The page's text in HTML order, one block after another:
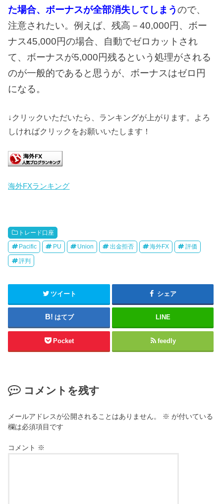
た場合、ボーナスが全部消失してしまうので、
注意されたい。例えば、残高－40,000円、ボー
ナス45,000円の場合、自動でゼロカットされ
て、ボーナスが5,000円残るという処理がされる
のが一般的であると思うが、ボーナスはゼロ円
になる。
↓クリックいただいたら、ランキングが上がります。よろ
しければクリックをお願いいたします！
海外FXランキング
トレード口座
Pacific PU Union 出金拒否 海外FX 評価
評判
ツイート シェア
はてブ LINE
Pocket feedly
コメントを残す
メールアドレスが公開されることはありません。 ※ が付いている
欄は必須項目です
コメント ※